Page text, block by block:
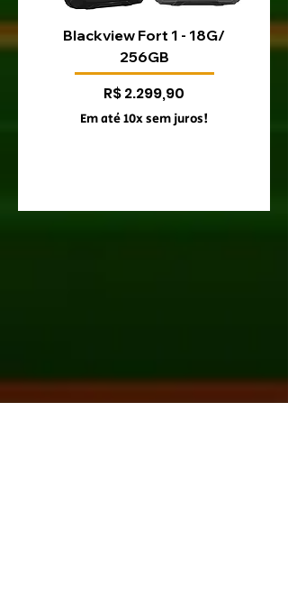
Blackview Fort 1 - 18G/
256GB
Preço
R$ 2.299,90
Em até 10x sem juros!